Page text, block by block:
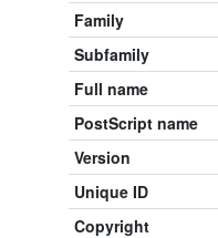
Family
Subfamily
Full name
PostScript name
Version
Unique ID
Copyright